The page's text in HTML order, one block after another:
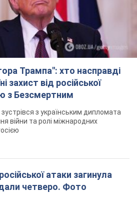
Трампа": хто насправді
захист від російської
з Безсмертним
з українським дипломата
війни та ролі міжнародних
атаки загинула
четверо. Фото